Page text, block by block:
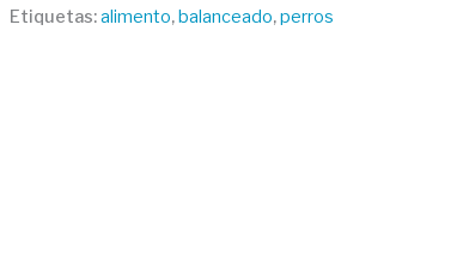
Etiquetas:alimento,balanceado,perros